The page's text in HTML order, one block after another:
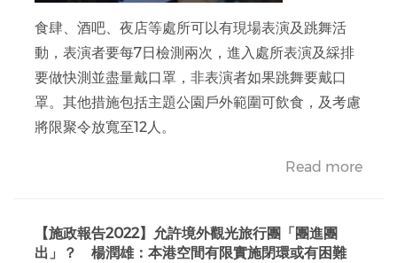
食肆、酒吧、夜店等處所可以有現場表演及跳舞活
動，表演者要每7日檢測兩次，進入處所表演及綵排
要做快測並盡量戴口罩，非表演者如果跳舞要戴口
罩。其他措施包括主題公園戶外範圍可飲食，及考慮
將限聚令放寬至12人。
Read more
【施政報告2022】允許境外觀光旅行團「團進團
出」？ 楊潤雄：本港空間有限實施閉環或有困難